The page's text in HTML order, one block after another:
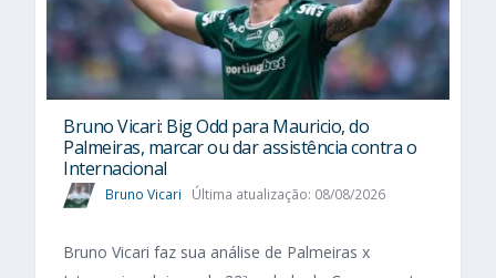
Bruno Vicari: Big Odd para Mauricio, do
Palmeiras, marcar ou dar assistência contra o
Internacional
Bruno Vicari Última atualização: 08/08/2026
Bruno Vicari faz sua análise de Palmeiras x